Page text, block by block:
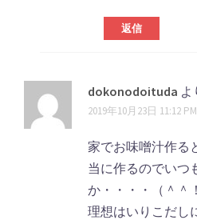
返信
dokonodoituda よ
2019年10月23日 11:12 PM
家でお味噌汁作る
当に作るのでいつ
か・・・・（＾＾！
理想はいりこだし